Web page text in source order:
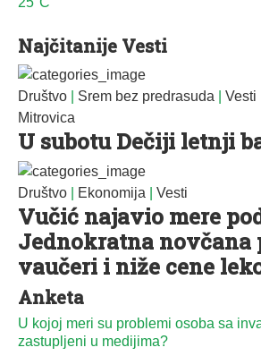
Najčitanije Vesti
Društvo Srem bez predrasuda Vesti
Mitrovica
U subotu Dečiji letnji
Društvo Ekonomija Vesti
Vučić najavio mere
Jednokratna novčana
vaučeri i niže cene
Anketa
U kojoj meri su problemi osoba sa
zastupljeni u medijima?